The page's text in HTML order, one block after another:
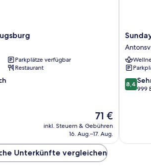
Parkplätze verfügbar
Restaurant
Der
Preis
beträgt
71 €
inkl. Steuern & Gebühren
16. Aug.–17. Aug.
Sunday
an
der
8.4
von
8,4
999
Unterkünfte vergleichen